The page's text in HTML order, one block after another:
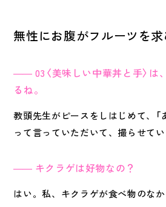
無性にお腹がフルーツを
03〈美味しい中華丼と手〉
るね。
教頭先生がピースをしはじめて、「
って言っていただいて、撮らせてい
キクラゲは好物なの？
はい。私、キクラゲが食べ物のなか